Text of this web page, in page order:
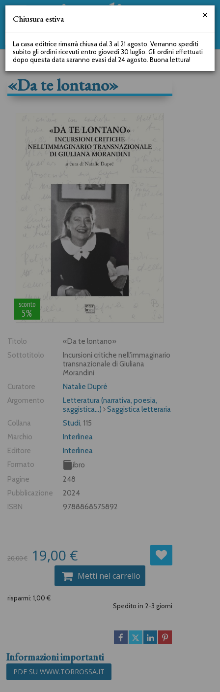
«Da te lontano»
sconto
5%
Titolo
«Da te lontano»
Sottotitolo
Incursioni critiche nell'immaginario
transnazionale di Giuliana
Morandini
Curatore
Natalie Dupré
Argomento
Letteratura (narrativa, poesia,
saggistica...)
Saggistica letteraria
Collana
Studi, 115
Marchio
Interlinea
Editore
Interlinea
Formato
Libro
Pagine
248
Pubblicazione
2024
ISBN
9788868575892
20,00 € 19,00 €
Metti nel carrello
risparmi: 1,00 €
Spedito in 2-3 giorni
Informazioni importanti
PDF SU WWW.TORROSSA.IT
Chiusura estiva
La casa editrice rimarrà chiusa dal 3 al 21 agosto. Verranno spediti
subito gli ordini ricevuti entro giovedì 30 luglio. Gli ordini effettuati
dopo questa data saranno evasi dal 24 agosto. Buona lettura!